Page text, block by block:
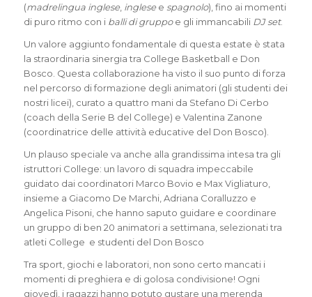
(madrelingua inglese, inglesee spagnolo), fino ai momenti
di puro ritmo con i balli di gruppoe gli immancabili DJ set.
Un valore aggiunto fondamentale di questa estate è stata
la straordinaria sinergia tra College Basketball e Don
Bosco. Questa collaborazione ha visto il suo punto di forza
nel percorso di formazione degli animatori (gli studenti dei
nostri licei), curato a quattro mani da Stefano Di Cerbo
(coach della Serie B del College) e Valentina Zanone
(coordinatrice delle attività educative del Don Bosco).
Un plauso speciale va anche alla grandissima intesa tra gli
istruttori College: un lavoro di squadra impeccabile
guidato dai coordinatori Marco Bovio e Max Vigliaturo,
insieme a Giacomo De Marchi, Adriana Coralluzzo e
Angelica Pisoni, che hanno saputo guidare e coordinare
un gruppo di ben 20 animatori a settimana, selezionati tra
atleti College e studenti del Don Bosco
Tra sport, giochi e laboratori, non sono certo mancati i
momenti di preghiera e di golosa condivisione! Ogni
giovedì, i ragazzi hanno potuto gustare una merenda